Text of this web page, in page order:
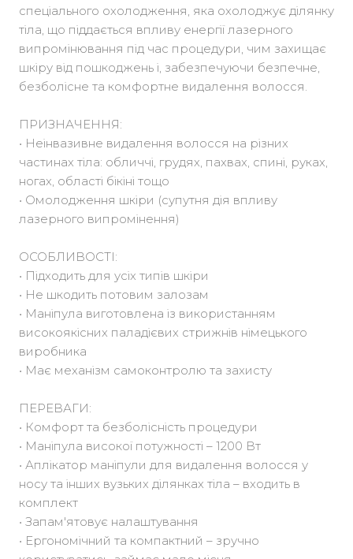
спеціального охолодження, яка охолоджує ділянку
тіла, що піддається впливу енергії лазерного
випромінювання під час процедури, чим захищає
шкіру від пошкоджень і, забезпечуючи безпечне,
безболісне та комфортне видалення волосся.
ПРИЗНАЧЕННЯ:
• Неінвазивне видалення волосся на різних
частинах тіла: обличчі, грудях, пахвах, спині, руках,
ногах, області бікіні тощо
• Омолодження шкіри (супутня дія впливу
лазерного випромінення)
ОСОБЛИВОСТІ:
• Підходить для усіх типів шкіри
• Не шкодить потовим залозам
• Маніпула виготовлена із використанням
високоякісних паладієвих стрижнів німецького
виробника
• Має механізм самоконтролю та захисту
ПЕРЕВАГИ:
• Комфорт та безболісність процедури
• Маніпула високої потужності – 1200 Вт
• Аплікатор маніпули для видалення волосся у
носу та інших вузьких ділянках тіла – входить в
комплект
• Запам'ятовує налаштування
• Ергономічний та компактний – зручно